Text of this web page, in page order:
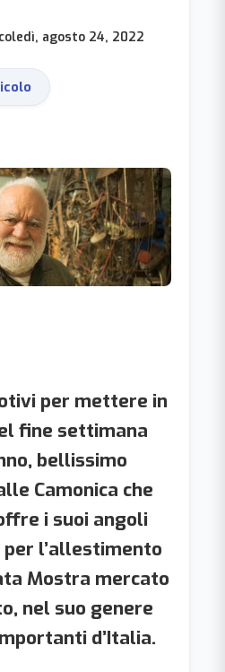
agosto 24, 2022
per mettere in
fine settimana
bellissimo
Camonica che
i suoi angoli
l’allestimento
Mostra mercato
nel suo genere
d’Italia.